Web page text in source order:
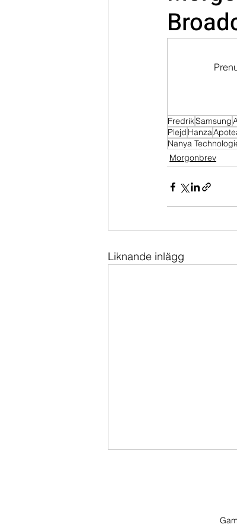
Dippköparportföljen
FredrikSamsung
Plejd Hanza
Nanya
Morgonbrev
Liknande inlägg